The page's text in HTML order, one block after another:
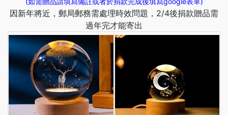
因新年將近，郵局郵務需處理時效問題，2/4後捐款贈品需
過年完才能寄出